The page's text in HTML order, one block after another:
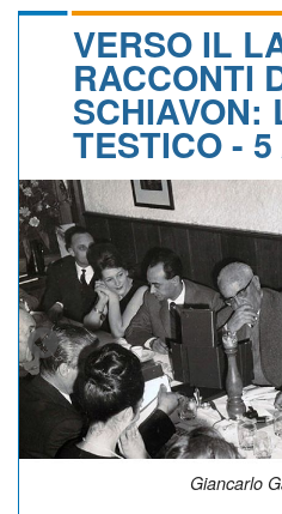
CALENDARIO
ALBI D'ORO
NEWSLETTER
VERSO IL
RACCONTI
SCHIAVON:
TESTICO -
Il passaggio della